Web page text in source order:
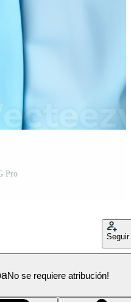
Pro
Seguir
No se requiere atribución!